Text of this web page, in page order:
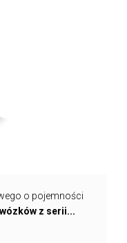
o pojemności
wózków z serii...